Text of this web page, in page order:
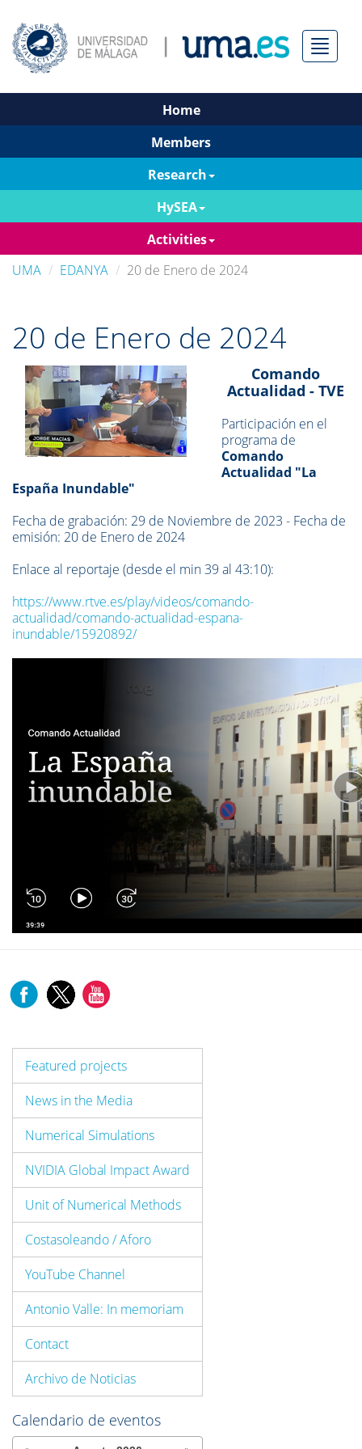
Menú
Home
Members
Research
HySEA
Activities
UMA
EDANYA 20 de Enero de 2024
20 de Enero de 2024
Comando
Actualidad - TVE
Participación en el
programa de
Comando
Actualidad "La
España Inundable"
Fecha de grabación: 29 de Noviembre de 2023 - Fecha de
emisión: 20 de Enero de 2024
Enlace al reportaje (desde el min 39 al 43:10):
https://www.rtve.es/play/videos/comando-
actualidad/comando-actualidad-espana-
inundable/15920892/
Featured projects
News in the Media
Numerical Simulations
NVIDIA Global Impact Award
Unit of Numerical Methods
Costasoleando / Aforo
YouTube Channel
Antonio Valle: In memoriam
Contact
Archivo de Noticias
Calendario de eventos